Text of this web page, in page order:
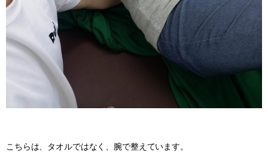
こちらは、タオルではなく、腕で整えています。